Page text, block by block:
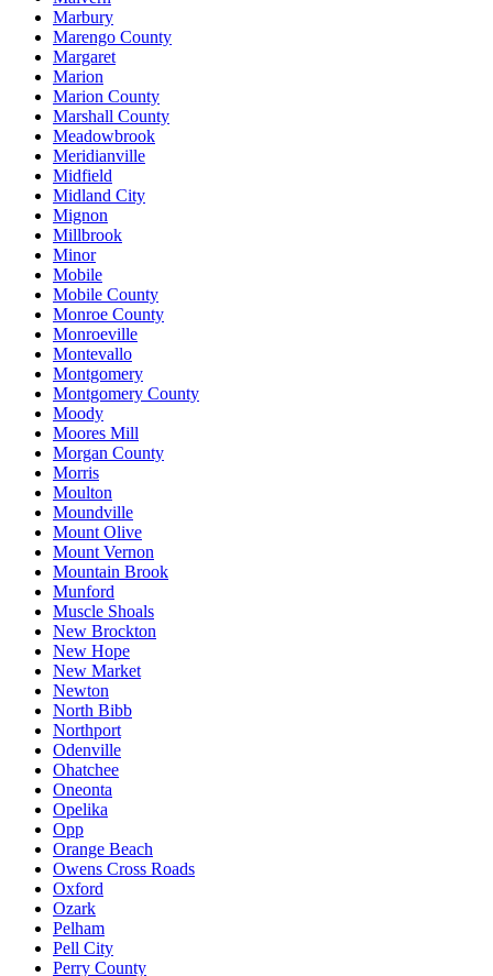
Marbury
Marengo County
Margaret
Marion
Marion County
Marshall County
Meadowbrook
Meridianville
Midfield
Midland City
Mignon
Millbrook
Minor
Mobile
Mobile County
Monroe County
Monroeville
Montevallo
Montgomery
Montgomery County
Moody
Moores Mill
Morgan County
Morris
Moulton
Moundville
Mount Olive
Mount Vernon
Mountain Brook
Munford
Muscle Shoals
New Brockton
New Hope
New Market
Newton
North Bibb
Northport
Odenville
Ohatchee
Oneonta
Opelika
Opp
Orange Beach
Owens Cross Roads
Oxford
Ozark
Pelham
Pell City
Perry County